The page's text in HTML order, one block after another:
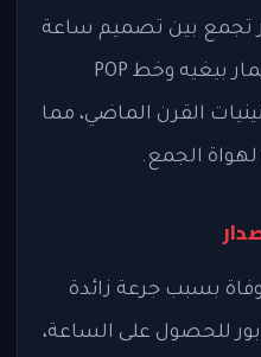
تجمع بين تصميم ساعة
رويال أوك الشهيرة من أوديمار بيغيه وخط POP
القرن الماضي، مما
الجمع.
بسبب جرعة زائدة
للحصول على الساعة،